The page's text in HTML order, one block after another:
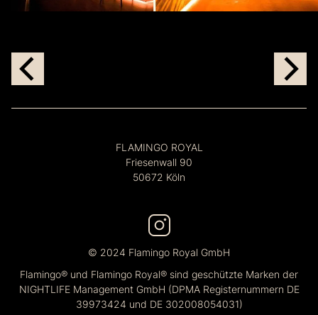
FLAMINGO ROYAL
Friesenwall 90
50672 Köln
© 2024 Flamingo Royal GmbH
Flamingo® und Flamingo Royal® sind geschützte Marken der
NIGHTLIFE Management GmbH (DPMA Registernummern DE
39973424 und DE 302008054031)